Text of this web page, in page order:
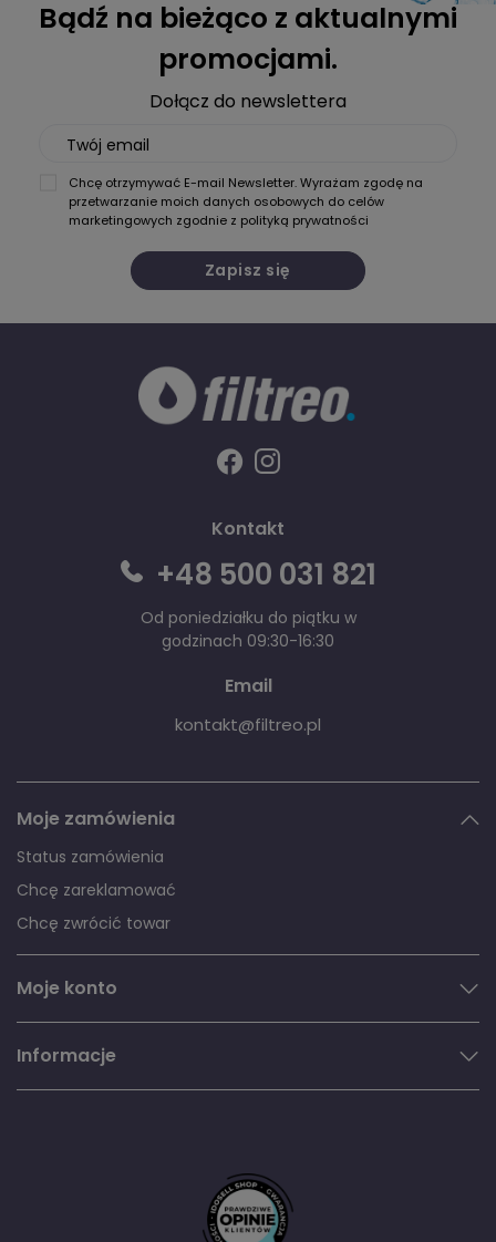
Bądź na bieżąco z aktualnymi
promocjami.
Dołącz do newslettera
Twój email
Chcę otrzymywać E-mail Newsletter. Wyrażam zgodę na
przetwarzanie moich danych osobowych do celów
marketingowych zgodnie z polityką prywatności
Zapisz się
Kontakt
+48 500 031 821
Od poniedziałku do piątku w
godzinach 09:30-16:30
Email
kontakt@filtreo.pl
Moje zamówienia
Status zamówienia
Chcę zareklamować
Chcę zwrócić towar
Moje konto
Informacje